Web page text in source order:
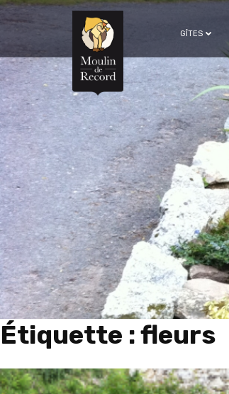
GÎTES
Étiquette :fleurs